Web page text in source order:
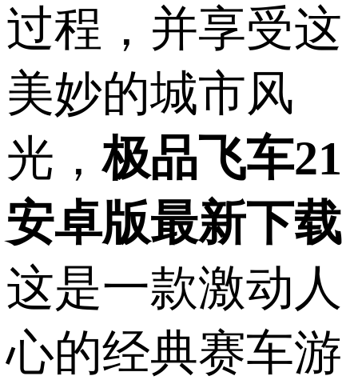
过程，并享受这
美妙的城市风
光，极品飞车21
安卓版最新下载
这是一款激动人
心的经典赛车游